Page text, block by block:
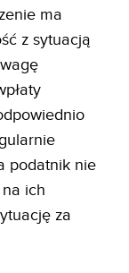
ma
z sytuacją
podatnik nie
ich
za